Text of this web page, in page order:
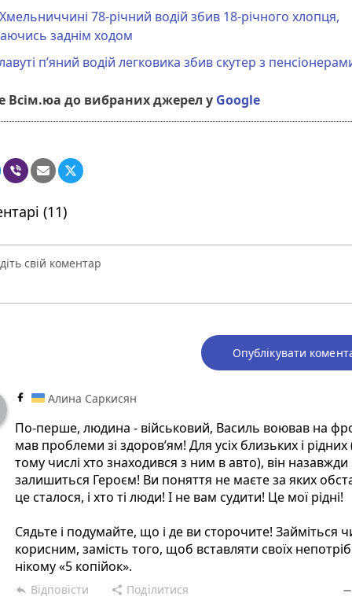
78-річний водій збив 18-річного хлопця,
заднім ходом
пʼяний водій легковика збив скутер з
Всім.юа до вибраних джерел у Google
(11)
Опублікувати
Алина Саркисян
По-перше, людина - військовий, Василь воював на
мав проблеми зі здоровʼям! Для усіх близьких і рідних
тому числі хто знаходився з ним в авто), він назавжди
залишиться Героєм! Ви поняття не маєте за яких
це сталося, і хто ті люди! І не вам судити! Це мої рідні!
Сядьте і подумайте, що і де ви сторочите! Займіться
корисним, замість того, щоб вставляти своїх
нікому «5 копійок».
reply Відповісти share Поділитися remove